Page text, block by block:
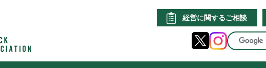
経営に関するご相談